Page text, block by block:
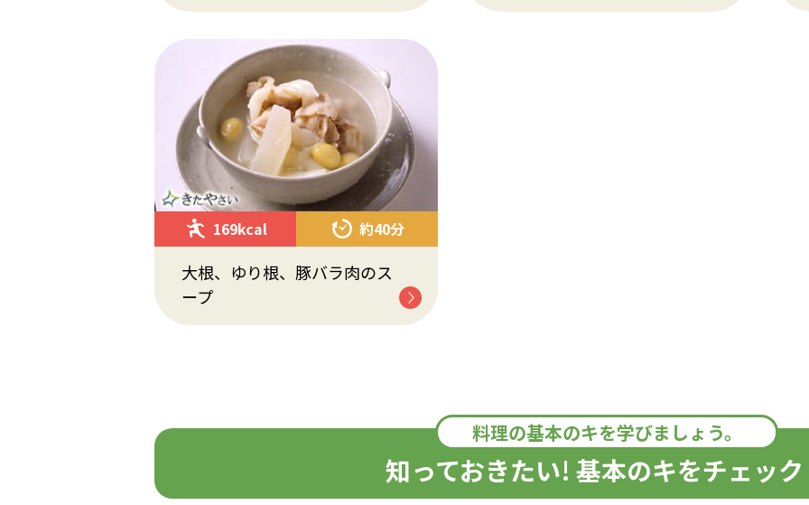
169kcal 約40分
大根、ゆり根、豚バラ肉のス
ープ
料理の基本のキを学びましょう。
知っておきたい! 基本のキをチェッ